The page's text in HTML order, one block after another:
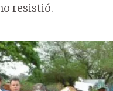
resistió.